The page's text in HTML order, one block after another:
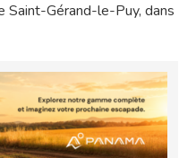
Gérand-le-Puy, dans